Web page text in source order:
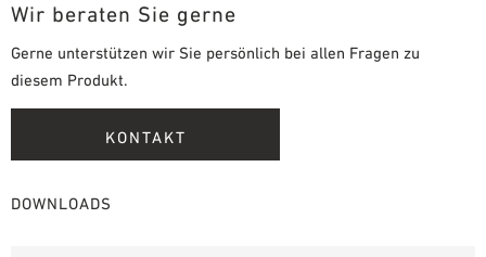
Wir beraten Sie gerne
Gerne unterstützen wir Sie persönlich bei allen Fragen zu
diesem Produkt.
KONTAKT
DOWNLOADS